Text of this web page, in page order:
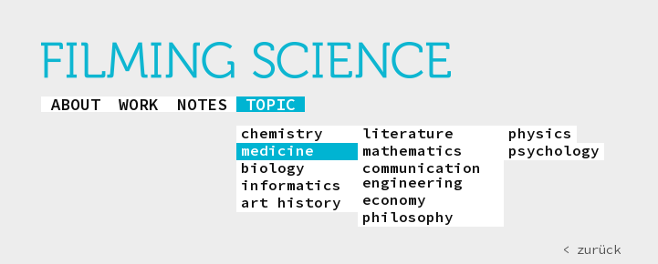
ABOUT WORK NOTES TOPIC
chemistry
medicine
biology
informatics
art history
literature
mathematics
communication
engineering
economy
philosophy
physics
psychology
< zurück